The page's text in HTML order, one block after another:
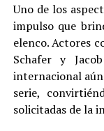
Uno de los
impulso que
elenco. Actores
Schafer y
internacional
serie,
solicitadas de la